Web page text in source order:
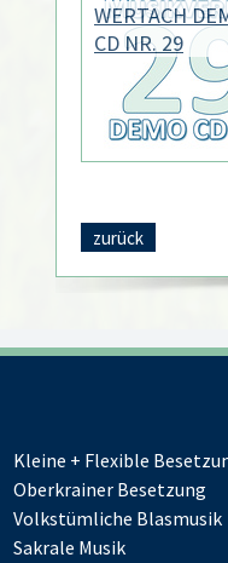
WERTACH
CD NR. 29
zurück
Kleine + Flexible
Oberkrainer Besetzung
Volkstümliche Blasmusik
Sakrale Musik